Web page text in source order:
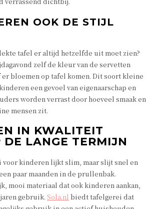
OOK DE STIJL
tafel er altijd hetzelfde uit moet zien?
zelf de kleur van de servetten
bloemen op tafel komen. Dit soort kleine
een gevoel van eigenaarschap en
worden verrast door hoeveel smaak en
mensen zit.
IN KWALITEIT
LANGE TERMIJN
voor kinderen lijkt slim, maar slijt snel en
paar maanden in de prullenbak.
mooi materiaal dat ook kinderen aankan,
gebruik. Sola.nl biedt tafelgerei dat